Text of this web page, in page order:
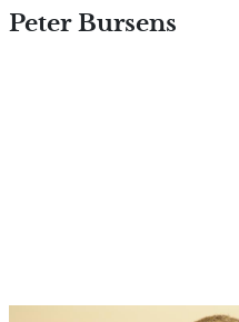
Peter Bursens